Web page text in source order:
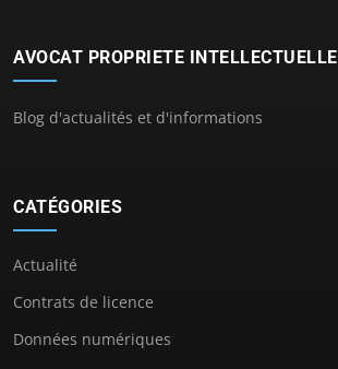
AVOCAT PROPRIETE INTELLECTUELLE
Blog d'actualités et d'informations
CATÉGORIES
Actualité
Contrats de licence
Données numériques